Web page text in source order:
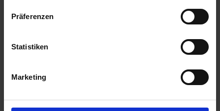
Präferenzen
Statistiken
Marketing